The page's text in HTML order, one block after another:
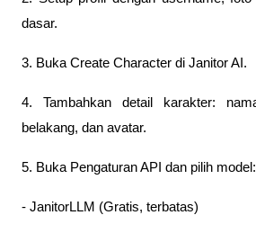
dasar.
3. Buka Create Character di Janitor AI.
4. Tambahkan detail karakter:
belakang, dan avatar.
5. Buka Pengaturan API dan pilih model:
- JanitorLLM (Gratis, terbatas)